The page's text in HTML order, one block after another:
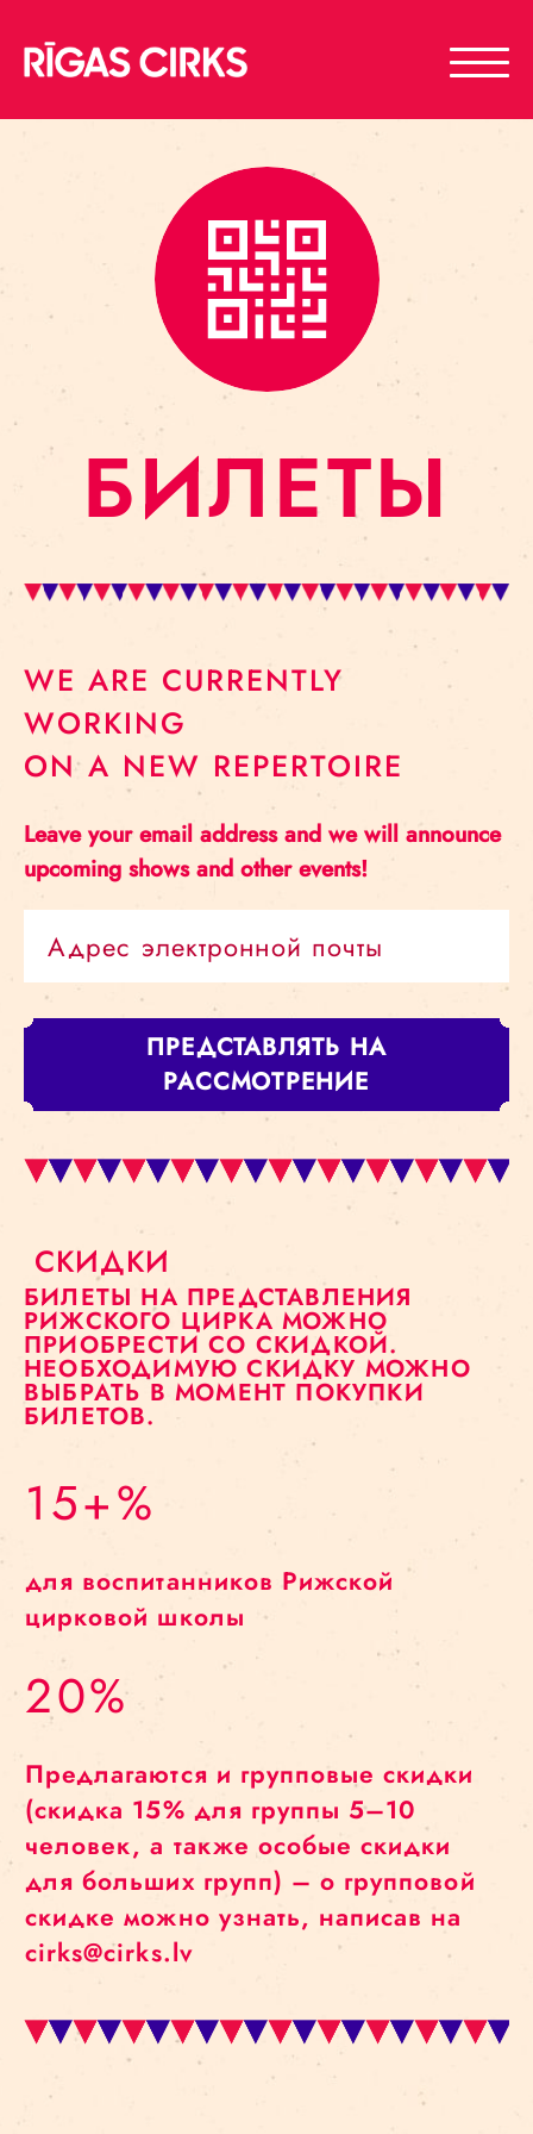
БИЛЕТЫ
WE ARE CURRENTLY
WORKING
ON A NEW REPERTOIRE
Leave your email address and we will announce
upcoming shows and other events!
ПРЕДСТАВЛЯТЬ НА
РАССМОТРЕНИЕ
СКИДКИ
БИЛЕТЫ НА ПРЕДСТАВЛЕНИЯ
РИЖСКОГО ЦИРКА МОЖНО
ПРИОБРЕСТИ СО СКИДКОЙ.
НЕОБХОДИМУЮ СКИДКУ МОЖНО
ВЫБРАТЬ В МОМЕНТ ПОКУПКИ
БИЛЕТОВ.
15+%
для воспитанников Рижской
цирковой школы
20%
Предлагаются и групповые скидки
(скидка 15% для группы 5–10
человек, а также особые скидки
для больших групп) – о групповой
скидке можно узнать, написав на
cirks@cirks.lv